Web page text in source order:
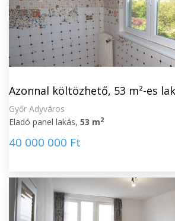
Azonnal költözhető, 53 m²-es
Győr Adyváros
Eladó panel lakás, 53 m2
40 000 000 Ft